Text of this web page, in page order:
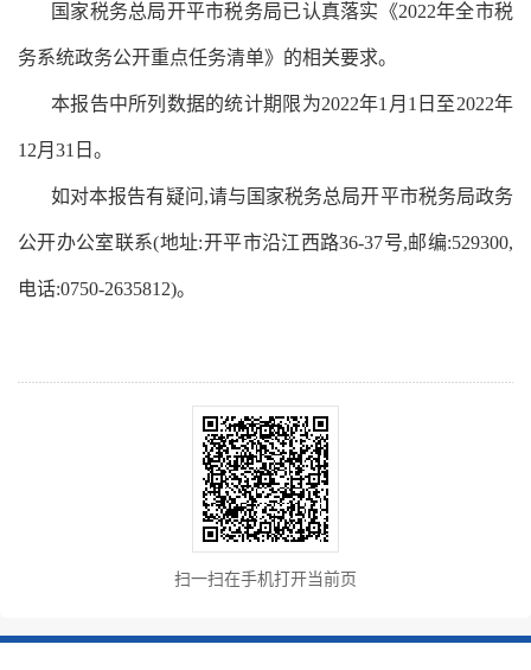
国家税务总局开平市税务局已认真落实《2022年全市税
务系统政务公开重点任务清单》的相关要求。
本报告中所列数据的统计期限为2022年1 月 1 日至2022年
12月 31 日。
如对本报告有疑问 ,请与国家税务总局开平市税务局政务
公开办公室联系(地址:开平市沿江西路36-37号,邮编:529300,
电话:0750-2635812)。
扫一扫在手机打开当前页